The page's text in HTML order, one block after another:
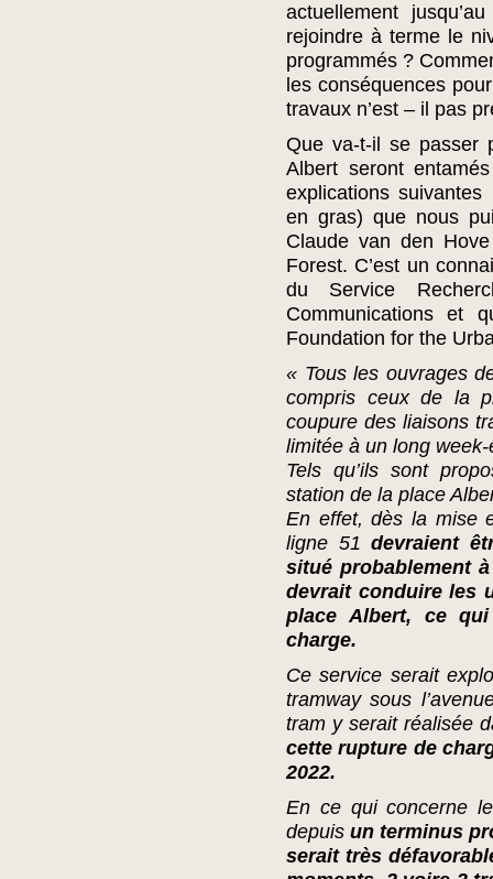
actuellement
rejoindre à terme le
programmés ?
les conséquences
travaux n’est – il pas
Que va-t-il se passer
Albert seront
explications
en gras) que nous
Claude van den
Forest. C’est un
du Service
Communications et
Foundation for the
« Tous les ouvrages
compris ceux de la
coupure des liaisons
limitée à un long week-
Tels qu’ils sont
station de la place
En effet, dès la mise
ligne 51devraient
situé probablement
devrait conduire les
place Albert, ce
charge.
Ce service serait
tramway sous
tram y serait réalisée
cette rupture de
2022.
En ce qui concerne
depuis un terminus
serait très